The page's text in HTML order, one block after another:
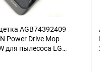
AGB74392409
Power Drive Mop
для пылесоса LG